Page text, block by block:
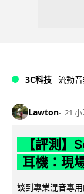
3C科技 流動
Lawton 21 小
【評測
耳機：現
談到專業混音專